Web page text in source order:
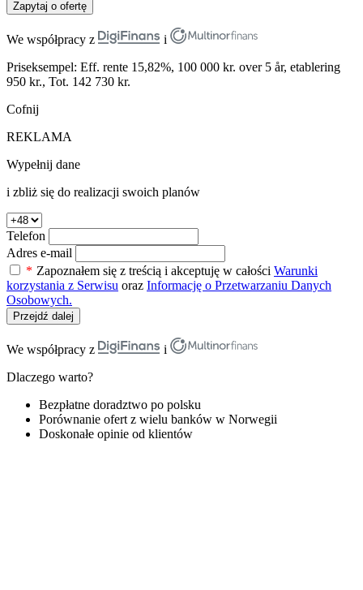
Zapytaj o ofertę
We współpracy z
i
Priseksempel: Eff. rente 15,82%, 100 000 kr. over 5 år, etablering
950 kr., Tot. 142 730 kr.
Cofnij
REKLAMA
Wypełnij dane
i zbliż się do realizacji swoich planów
Telefon
Adres e-mail
* Zapoznałem się z treścią i akceptuję w całości Warunki
korzystania z Serwisu oraz Informację o Przetwarzaniu Danych
Osobowych.
Przejdź dalej
We współpracy z
i
Dlaczego warto?
Bezpłatne doradztwo po polsku
Porównanie ofert z wielu banków w Norwegii
Doskonałe opinie od klientów